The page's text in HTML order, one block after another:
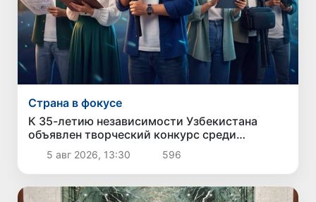
Страна в фокусе
К 35-летию независимости Узбекистана
объявлен творческий конкурс среди
молодежи
5 авг 2026, 13:30 596